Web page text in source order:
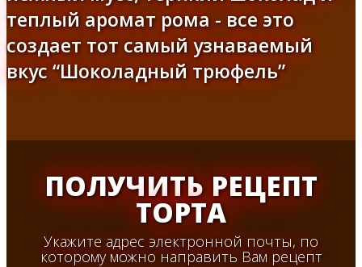
теплый аромат рома - все это
создает тот самый узнаваемый
вкус “Шоколадный трюфель”
ПОЛУЧИТЬ РЕЦЕПТ
ТОРТА
Укажите адрес электронной почты, по
которому можно направить Вам рецепт